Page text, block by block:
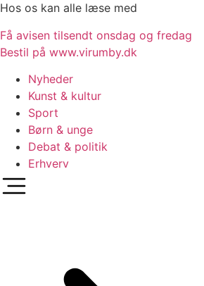
Hos os kan alle læse med
Få avisen tilsendt onsdag og fredag
Bestil på www.virumby.dk
Nyheder
Kunst & kultur
Sport
Børn & unge
Debat & politik
Erhverv